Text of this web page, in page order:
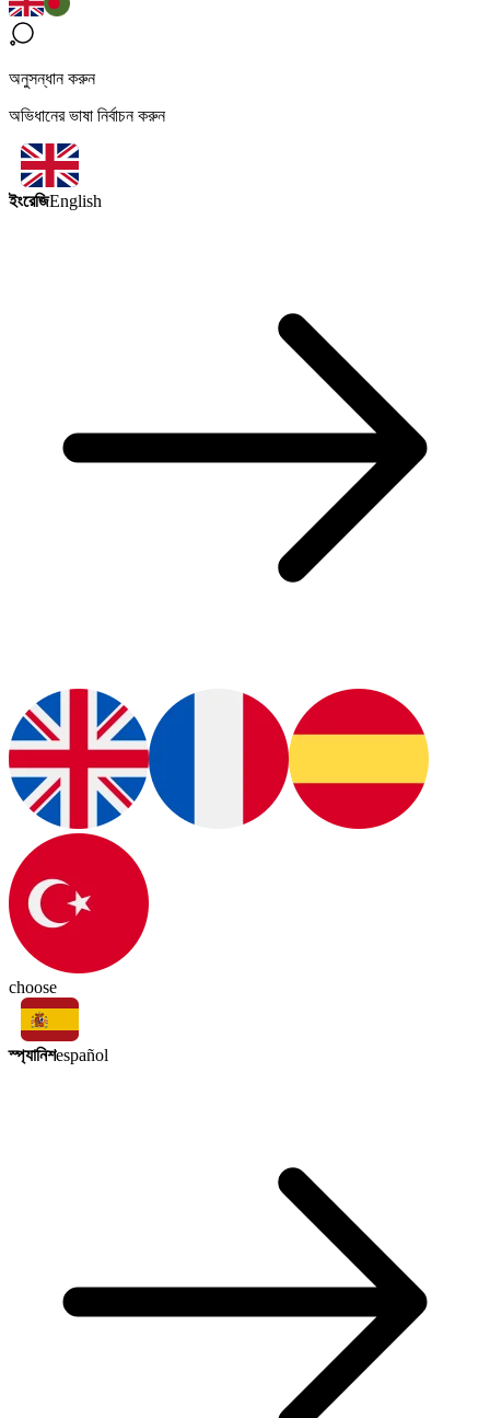
অনুসন্ধান করুন
অভিধানের ভাষা নির্বাচন করুন
ইংরেজিEnglish
choose
স্প্যানিশespañol